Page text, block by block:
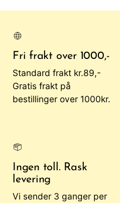
Fri frakt over 1000,-
Standard frakt kr.89,-
Gratis frakt på
bestillinger over 1000kr.
Ingen toll. Rask
levering
Vi sender 3 ganger per